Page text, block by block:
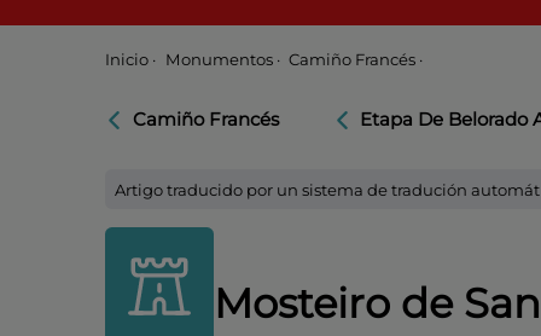
Inicio · Monumentos · Camiño Francés ·
Camiño Francés Etapa De Belorado
Artigo traducido por un sistema de tradución
Mosteiro de